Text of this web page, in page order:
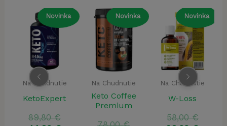
Novinka
Na Chudnutie
Keto Coffee
Premium
Pôvodná
Novinka
Na Chudnutie
W-Loss
Novinka
Na Chudnutie
Keto Probiotix
78,00€